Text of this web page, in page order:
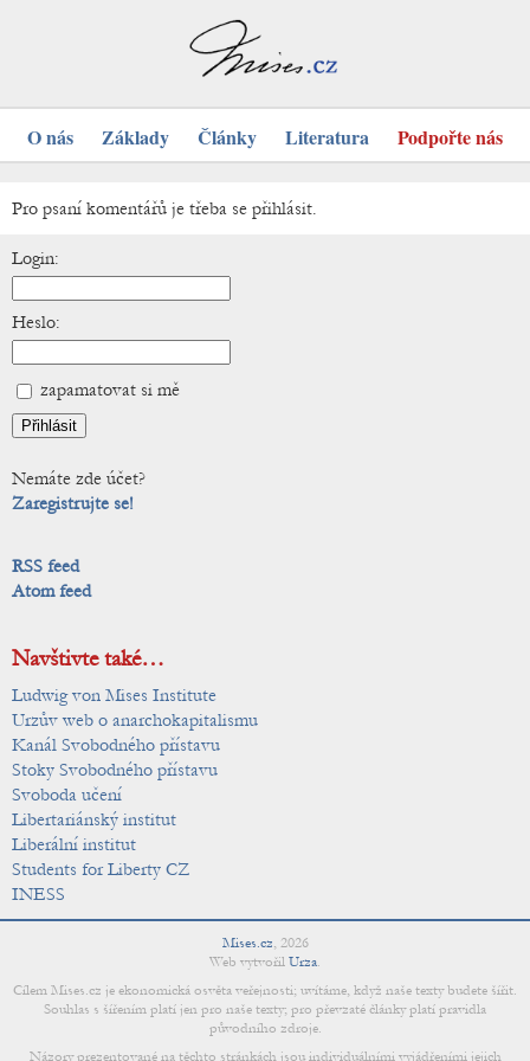
O nás Základy Články Literatura Podpořte nás
Pro psaní komentářů je třeba se přihlásit.
Login:
Heslo:
zapamatovat si mě
Nemáte zde účet?
Zaregistrujte se!
RSS feed
Atom feed
Navštivte také…
Ludwig von Mises Institute
Urzův web o anarchokapitalismu
Kanál Svobodného přístavu
Stoky Svobodného přístavu
Svoboda učení
Libertariánský institut
Liberální institut
Students for Liberty CZ
INESS
Mises.cz, 2026
Web vytvořil Urza.
Cílem Mises.cz je ekonomická osvěta veřejnosti; uvítáme, když naše texty budete šířit.
Souhlas s šířením platí jen pro naše texty; pro převzaté články platí pravidla
původního zdroje.
Názory prezentované na těchto stránkách jsou individuálními vyjádřeními jejich